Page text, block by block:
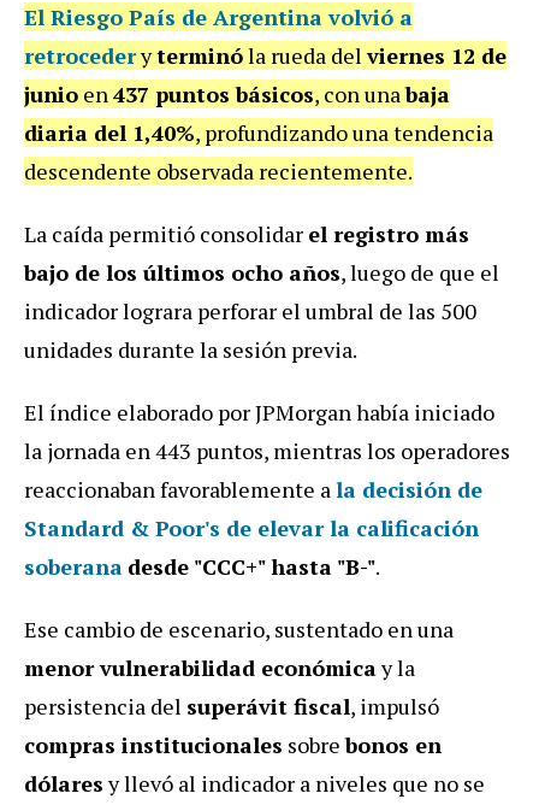
El Riesgo País de Argentinavolvió a
retrocederyterminóla rueda delviernes 12 de
junio en437 puntos básicos, con unabaja
diaria del 1,40%, profundizando una tendencia
descendente observada recientemente.
La caída permitió consolidar el registro más
bajo de los últimos ocho años, luego de que el
indicador lograra perforar el umbral de las 500
unidades durante la sesión previa.
El índice elaborado por JPMorgan había iniciado
la jornada en 443 puntos, mientras los operadores
reaccionaban favorablemente ala decisión de
Standard & Poor's de elevarla calificación
soberana desde "CCC+" hasta "B-".
Ese cambio de escenario, sustentado en una
menor vulnerabilidad económicay la
persistencia del superávit fiscal, impulsó
compras institucionales sobrebonos en
dólaresy llevó al indicador a niveles que no se